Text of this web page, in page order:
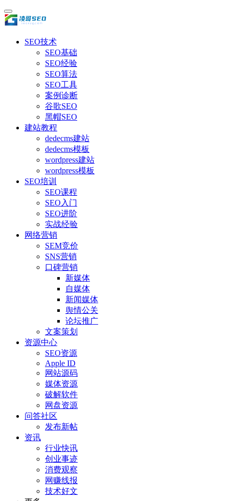
SEO技术
SEO基础
SEO经验
SEO算法
SEO工具
案例诊断
谷歌SEO
黑帽SEO
建站教程
dedecms建站
dedecms模板
wordpress建站
wordpress模板
SEO培训
SEO课程
SEO入门
SEO进阶
实战经验
网络营销
SEM竞价
SNS营销
口碑营销
新媒体
自媒体
新闻媒体
舆情公关
论坛推广
文案策划
资源中心
SEO资源
Apple ID
网站源码
媒体资源
破解软件
网盘资源
问答社区
发布新帖
资讯
行业快讯
创业事迹
消费观察
网赚线报
技术好文